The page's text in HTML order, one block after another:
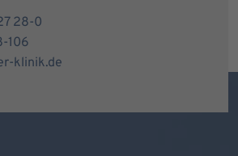
28-0
106
klinik.de